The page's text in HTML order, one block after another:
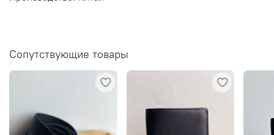
Сопутствующие товары